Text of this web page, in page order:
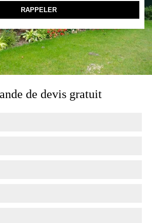
de devis gratuit